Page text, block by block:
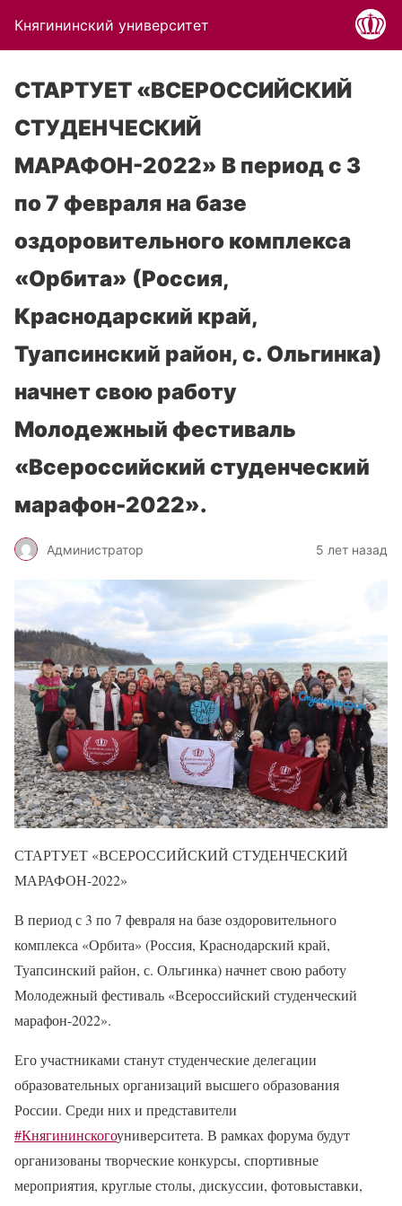
Княгининский университет
СТАРТУЕТ «ВСЕРОССИЙСКИЙ
СТУДЕНЧЕСКИЙ
МАРАФОН-2022» В период с 3
по 7 февраля на базе
оздоровительного комплекса
«Орбита» (Россия,
Краснодарский край,
Туапсинский район, с. Ольгинка)
начнет свою работу
Молодежный фестиваль
«Всероссийский студенческий
марафон-2022».
Администратор 5 лет назад
СТАРТУЕТ «ВСЕРОССИЙСКИЙ СТУДЕНЧЕСКИЙ
МАРАФОН-2022»
В период с 3 по 7 февраля на базе оздоровительного
комплекса «Орбита» (Россия, Краснодарский край,
Туапсинский район, с. Ольгинка) начнет свою работу
Молодежный фестиваль «Всероссийский студенческий
марафон-2022».
Его участниками станут студенческие делегации
образовательных организаций высшего образования
России. Среди них и представители
#Княгининскогоуниверситета. В рамках форума будут
организованы творческие конкурсы, спортивные
мероприятия, круглые столы, дискуссии, фотовыставки,